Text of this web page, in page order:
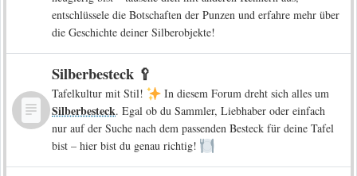
entschlüssele die Botschaften der Punzen und erfahre mehr über
die Geschichte deiner Silberobjekte!
Silberbesteck 🥄
Tafelkultur mit Stil! In diesem Forum dreht sich alles um
Silberbesteck. Egal ob du Sammler, Liebhaber oder einfach
nur auf der Suche nach dem passenden Besteck für deine Tafel
bist – hier bist du genau richtig!